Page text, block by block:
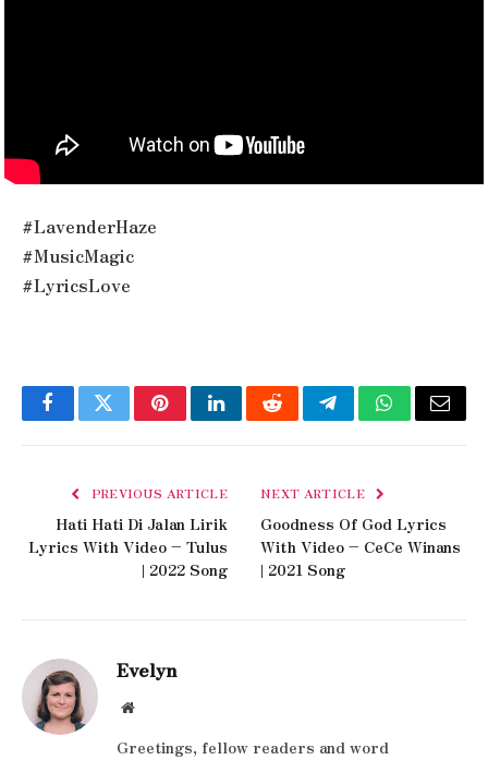
#LavenderHaze
#MusicMagic
#LyricsLove
FacebookTwitterPinterestLinkedInRedditTelegramWhatsApp
Email
PREVIOUS ARTICLE
Hati Hati Di Jalan Lirik
Lyrics With Video – Tulus
| 2022 Song
NEXT ARTICLE
Goodness Of God Lyrics
With Video – CeCe Winans
| 2021 Song
Evelyn
Website
Greetings, fellow readers and word